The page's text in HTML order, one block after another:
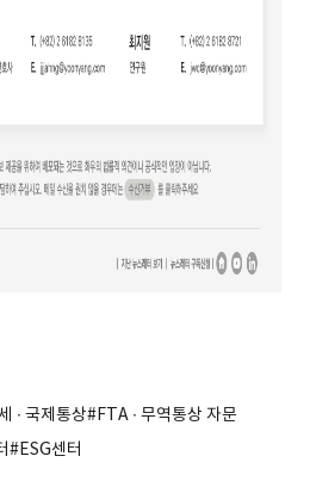
∙ 국제통상#FTA ∙ 무역통상 자문
#ESG센터